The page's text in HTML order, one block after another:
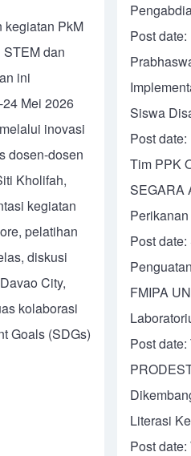
kegiatan PkM
dan
ini
Mei 2026
inovasi
dosen-dosen
Kholifah,
kegiatan
pelatihan
diskusi
City,
kolaborasi
Goals (SDGs)
Post date:
Siswa
Post date:
Tim PPK
SEGARA
Post date:
FMIPA
Post date:
Literasi
Post date: